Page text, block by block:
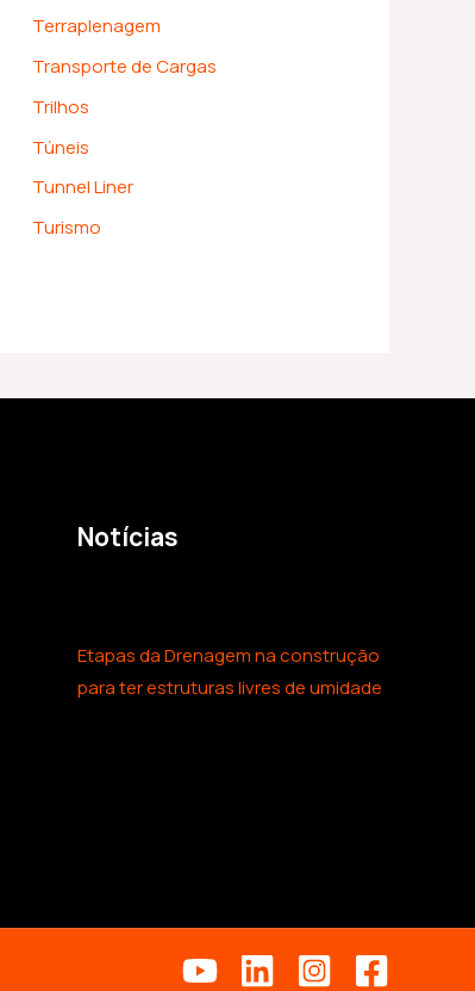
Terraplenagem
Transporte de Cargas
Trilhos
Túneis
Tunnel Liner
Turismo
Notícias
Etapas da Drenagem na construção
para ter estruturas livres de umidade